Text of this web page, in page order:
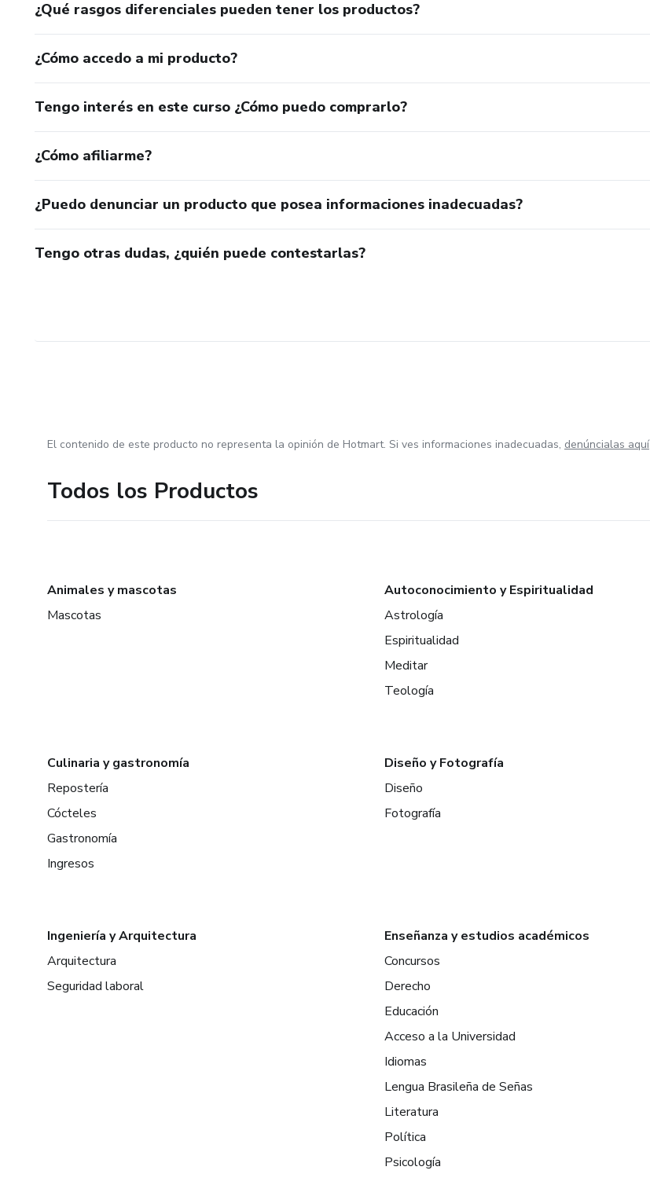
¿Qué rasgos diferenciales pueden tener los productos?
¿Cómo accedo a mi producto?
Tengo interés en este curso ¿Cómo puedo comprarlo?
¿Cómo afiliarme?
¿Puedo denunciar un producto que posea informaciones inadecuadas?
Tengo otras dudas, ¿quién puede contestarlas?
El contenido de este producto no representa la opinión de Hotmart. Si ves informaciones inadecuadas, denúncialas aquí
Todos los Productos
Animales y mascotas
Mascotas
Autoconocimiento y Espiritualidad
Astrología
Espiritualidad
Meditar
Teología
Culinaria y gastronomía
Repostería
Cócteles
Gastronomía
Ingresos
Diseño y Fotografía
Diseño
Fotografía
Ingeniería y Arquitectura
Arquitectura
Seguridad laboral
Enseñanza y estudios académicos
Concursos
Derecho
Educación
Acceso a la Universidad
Idiomas
Lengua Brasileña de Señas
Literatura
Política
Psicología